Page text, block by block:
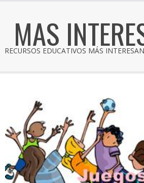
MAS
RECURSOS EDUCATIVOS MÁS